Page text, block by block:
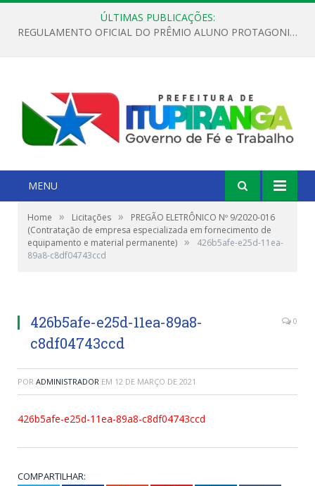
ÚLTIMAS PUBLICAÇÕES:
REGULAMENTO OFICIAL DO PRÊMIO ALUNO PROTAGONISTA – EDIÇÃO 2026
MENU
Home » Licitações »
PREGÃO ELETRÔNICO Nº 9/2020-016
(Contratação de empresa especializada em fornecimento de
equipamento e material permanente) »
426b5afe-e25d-11ea-
89a8-c8df04743ccd
426b5afe-e25d-11ea-89a8-
c8df04743ccd
0
POR ADMINISTRADOR EM 12 DE MARÇO DE 2021
426b5afe-e25d-11ea-89a8-c8df04743ccd
COMPARTILHAR: